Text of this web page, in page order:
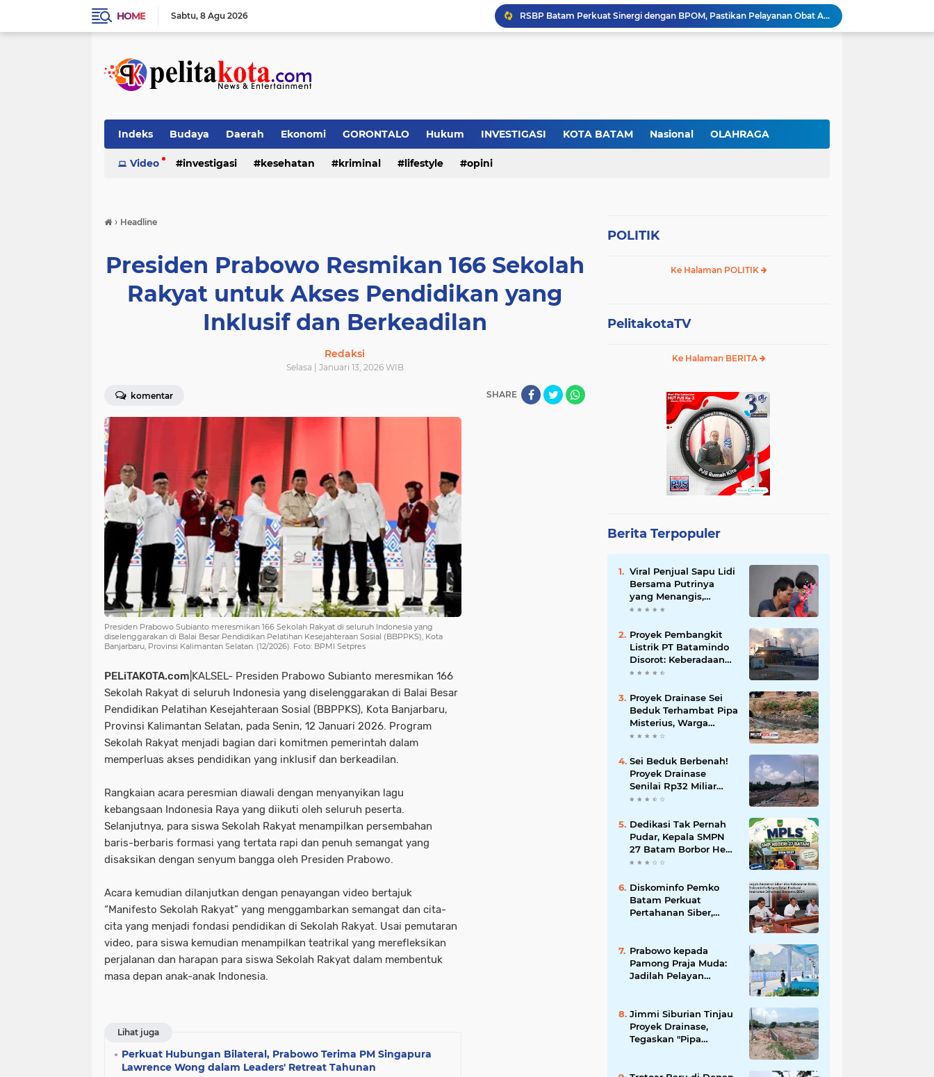
HOME Sabtu 8 Agu 2026
Jimmi Siburian Tinjau Proyek Drainase, Tegaskan "Pipa Misterius" Tak Boleh Hambat Pembangunan di Sei Beduk
Antusiasme Masyarakat Membludak, 128.331 Pendaftar Ikuti War Ticket Upacara HUT ke-81 Kemerdekaan RI di Istana
Diduga Jadi Lokasi Penimbunan Solar Subsidi, Gudang di Saguba Batam Dikeluhkan Warga, APH Diminta Bertindak
Indeks Budaya Daerah Ekonomi GORONTALO Hukum INVESTIGASI KOTA BATAM Nasional OLAHRAGA
Pendidikan Politik Sosial
Video investigasi kesehatan kriminal lifestyle opini
› Headline
Presiden Prabowo Resmikan 166 Sekolah
Rakyat untuk Akses Pendidikan yang
Inklusif dan Berkeadilan
Redaksi
Selasa | Januari 13, 2026 WIB
komentar SHARE
Presiden Prabowo Subianto meresmikan 166 Sekolah Rakyat di seluruh Indonesia yang
diselenggarakan di Balai Besar Pendidikan Pelatihan Kesejahteraan Sosial (BBPPKS), Kota
Banjarbaru, Provinsi Kalimantan Selatan. (12/2026). Foto: BPMI Setpres
PELiTAKOTA.com |KALSEL- Presiden Prabowo Subianto meresmikan 166
Sekolah Rakyat di seluruh Indonesia yang diselenggarakan di Balai Besar
Pendidikan Pelatihan Kesejahteraan Sosial (BBPPKS), Kota Banjarbaru,
Provinsi Kalimantan Selatan, pada Senin, 12 Januari 2026. Program
Sekolah Rakyat menjadi bagian dari komitmen pemerintah dalam
memperluas akses pendidikan yang inklusif dan berkeadilan.
Rangkaian acara peresmian diawali dengan menyanyikan lagu
kebangsaan Indonesia Raya yang diikuti oleh seluruh peserta.
Selanjutnya, para siswa Sekolah Rakyat menampilkan persembahan
baris-berbaris formasi yang tertata rapi dan penuh semangat yang
disaksikan dengan senyum bangga oleh Presiden Prabowo.
Acara kemudian dilanjutkan dengan penayangan video bertajuk
“Manifesto Sekolah Rakyat” yang menggambarkan semangat dan cita-
cita yang menjadi fondasi pendidikan di Sekolah Rakyat. Usai pemutaran
video, para siswa kemudian menampilkan teatrikal yang merefleksikan
perjalanan dan harapan para siswa Sekolah Rakyat dalam membentuk
masa depan anak-anak Indonesia.
Lihat juga
Perkuat Hubungan Bilateral, Prabowo Terima PM Singapura
Lawrence Wong dalam Leaders' Retreat Tahunan
POLITIK
Ke Halaman POLITIK
PelitakotaTV
Ke Halaman BERITA
Berita Terpopuler
Viral Penjual Sapu Lidi
Bersama Putrinya
yang Menangis,
Tamparan Keras di
Korupsi
Proyek Pembangkit
Listrik PT Batamindo
Disorot: Keberadaan
TKA Tiongkok dan
Wartawan Jadi
Perhatian
Proyek Drainase Sei
Beduk Terhambat Pipa
Misterius, Warga
Desak Pemerintah
Air
Sei Beduk Berbenah!
Proyek Drainase
Senilai Rp32 Miliar
Diharapkan Jadi Solusi
Dedikasi Tak Pernah
Pudar, Kepala SMPN
27 Batam Borbor Hehe
Tua Pasaribu Tuai
Murid
Diskominfo Pemko
Batam Perkuat
Pertahanan Siber,
Informasi Pemerintah
Prabowo kepada
Pamong Praja Muda:
Jadilah Pelayan
Korupsi
Jimmi Siburian Tinjau
Proyek Drainase,
Tegaskan "Pipa